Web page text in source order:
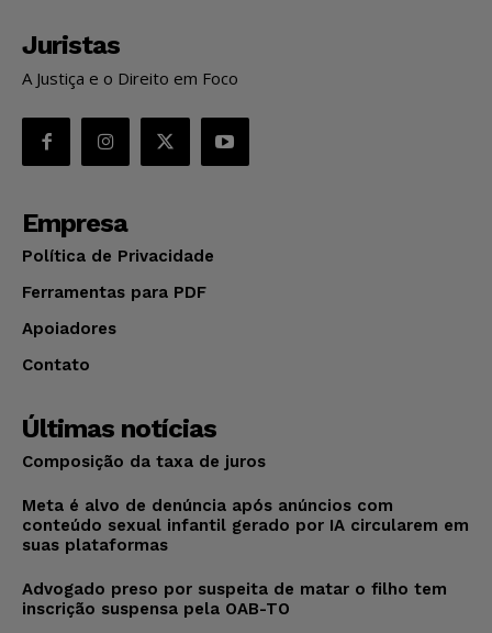
Juristas
A Justiça e o Direito em Foco
Empresa
Política de Privacidade
Ferramentas para PDF
Apoiadores
Contato
Últimas notícias
Composição da taxa de juros
Meta é alvo de denúncia após anúncios com
conteúdo sexual infantil gerado por IA circularem em
suas plataformas
Advogado preso por suspeita de matar o filho tem
inscrição suspensa pela OAB-TO